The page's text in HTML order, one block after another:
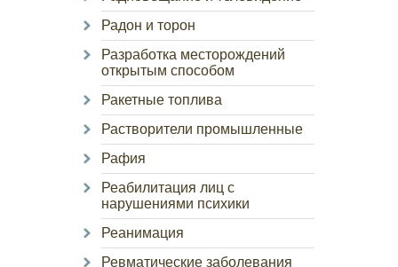
Радон и торон
Разработка месторождений
открытым способом
Ракетные топлива
Растворители промышленные
Рафия
Реабилитация лиц с
нарушениями психики
Реанимация
Ревматические заболевания